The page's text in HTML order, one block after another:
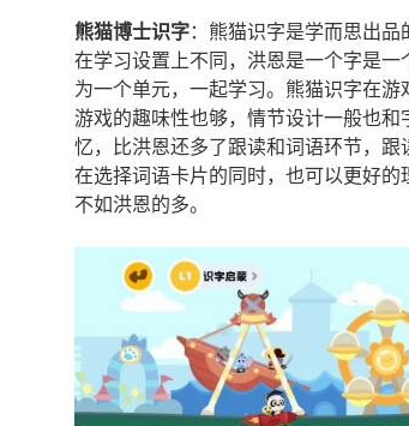
熊猫博士识字：熊猫识字是学而思出
在学习设置上不同，洪恩是一个字是
为一个单元，一起学习。熊猫识字在
游戏的趣味性也够，情节设计一般也
忆，比洪恩还多了跟读和词语环节，
在选择词语卡片的同时，也可以更好
不如洪恩的多。